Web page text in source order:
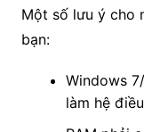
Một số lưu ý cho
bạn:
Windows
làm hệ